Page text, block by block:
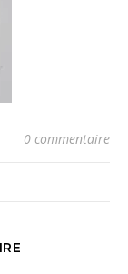
0 commentaire